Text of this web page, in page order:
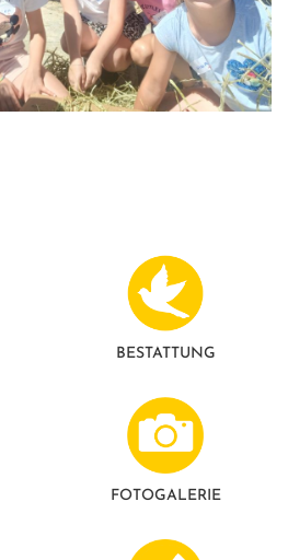
BESTATTUNG
FOTO­GALERIE